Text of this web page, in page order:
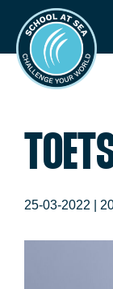
naar
inhoud
School
at
Sea
25-03-2022 |